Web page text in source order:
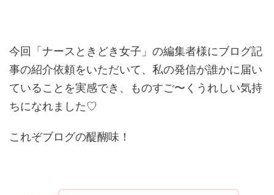
今回
「ナースときどき女子」の編集者様にブログ記
事の紹介依頼をいただいて、 私の発信が誰かに届い
ていることを実感でき、ものすご〜くうれしい気持
ちになれました♡
これぞブログの醍醐味！